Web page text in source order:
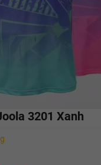
3201 Xanh